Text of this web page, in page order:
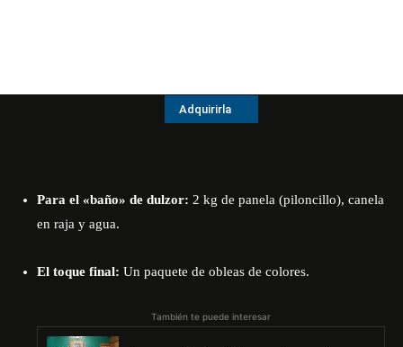
Adquirirla
Para el «baño» de dulzor: 2 kg de panela (piloncillo), canela
en raja y agua.
El toque final: Un paquete de obleas de colores.
También te puede interesar